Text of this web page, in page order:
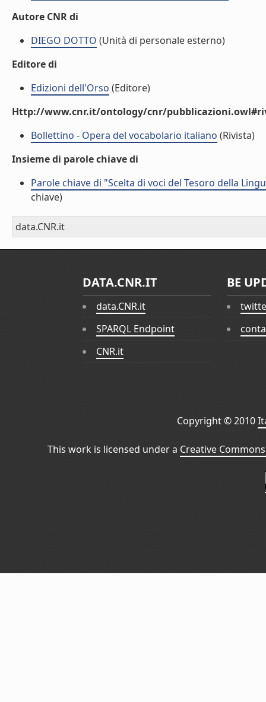
Autore CNR di
DIEGO DOTTO (Unità di personale esterno)
Editore di
Edizioni dell'Orso (Editore)
Http://www.cnr.it/ontology/cnr/
Bollettino - Opera del vocabolario italiano (Rivista)
Insieme di parole chiave di
Parole chiave di "Scelta di voci del Tesoro della
chiave)
data.CNR.it
DATA.CNR.IT
data.CNR.it
SPARQL Endpoint
CNR.it
BE
Copyright © 2010
This work is licensed under a Creative